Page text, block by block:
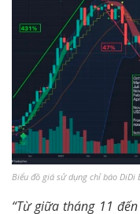
Biểu đồ giá sử dụng chỉ báo DiDi
“Từ giữa tháng 11